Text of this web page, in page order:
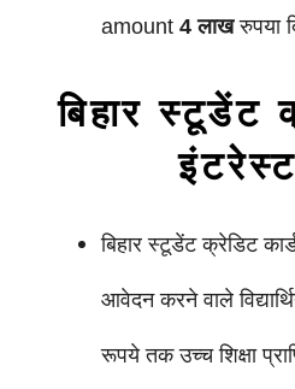
amount 4 लाखरुपया
बिहार स्टूडेंट
बिहार स्टूडेंट क्रेडिट
आवेदन करने वाले
रूपये तक उच्च शिक्षा